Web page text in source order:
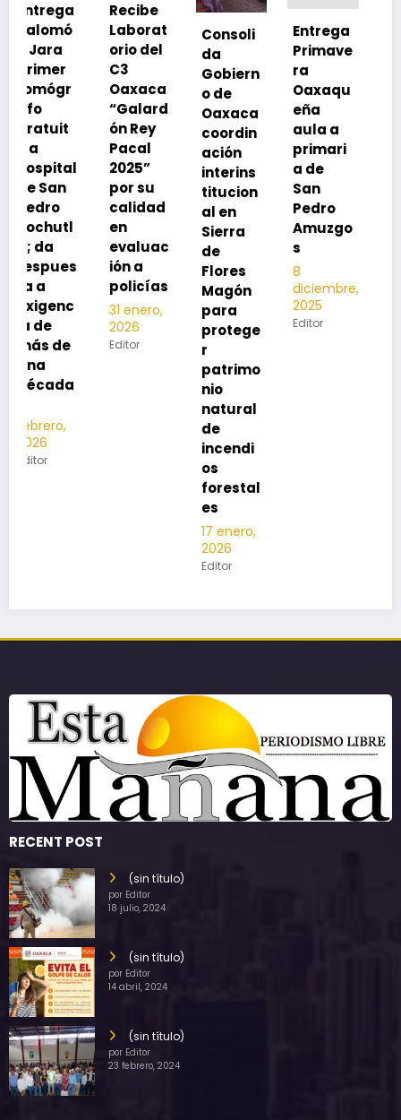
Recibe
Laborat
orio del
C3
Oaxaca
“Galard
ón Rey
Pacal
2025”
por su
calidad
en
evaluac
ión a
policías
31 enero,
2026
Editor
Consoli
da
Gobiern
o de
Oaxaca
coordin
ación
interins
titucion
al en
Sierra
de
Flores
Magón
para
protege
r
Entrega
Primave
ra
Oaxaqu
eña
aula a
primari
a de
San
Pedro
Amuzgo
s
8
diciembre,
2025
Editor
Exhorta
SSO a
rse de
neumoc
oco
para
preveni
r la
neumon
ía
2025
Editor
RECENT POST
(sin título)
por Editor
18 julio, 2024
(sin título)
por Editor
14 abril, 2024
(sin título)
por Editor
23 febrero, 2024